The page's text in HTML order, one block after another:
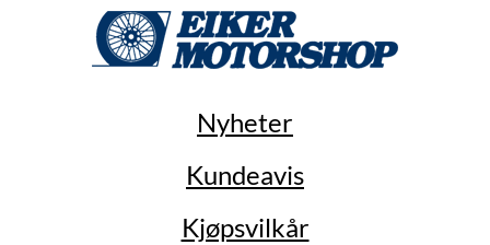
Nyheter
Kundeavis
Kjøpsvilkår